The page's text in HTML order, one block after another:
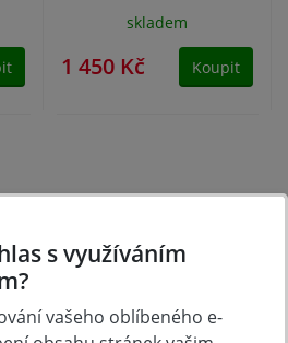
skladem
1 450 Kč Koupit
s využíváním
vašeho oblíbeného e-